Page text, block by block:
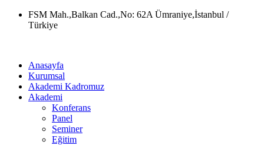
Skip
FSM Mah.,Balkan Cad.,No: 62A Ümraniye,İstanbul /
Türkiye
Anasayfa
Kurumsal
Akademi Kadromuz
Akademi
Konferans
Panel
Seminer
Eğitim